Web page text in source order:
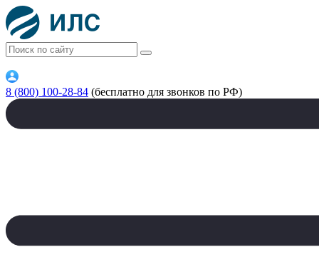
8 (800) 100-28-84 (бесплатно для звонков по РФ)